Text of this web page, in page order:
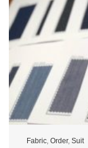
Fabric, Order, Suit